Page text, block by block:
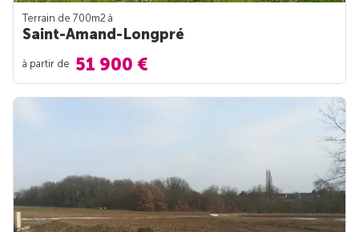
Terrain de 700m2 à
Saint-Amand-Longpré
à partir de 51 900 €